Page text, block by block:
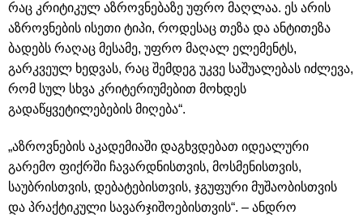
რაც კრიტიკულ აზროვნებაზე უფრო მაღლაა. ეს არის
აზროვნების ისეთი ტიპი, როდესაც თეზა და ანტითეზა
ბადებს რაღაც მესამე, უფრო მაღალ ელემენტს,
გარკვეულ ხედვას, რაც შემდეგ უკვე საშუალებას იძლევა,
რომ სულ სხვა კრიტერიუმებით მოხდეს
გადაწყვეტილებების მიღება“.
„აზროვნების აკადემიაში დაგხვდებათ იდეალური
გარემო ფიქრში ჩავარდნისთვის, მოსმენისთვის,
საუბრისთვის, დებატებისთვის, ჯგუფური მუშაობისთვის
და პრაქტიკული სავარჯიშოებისთვის“. – ანდრო